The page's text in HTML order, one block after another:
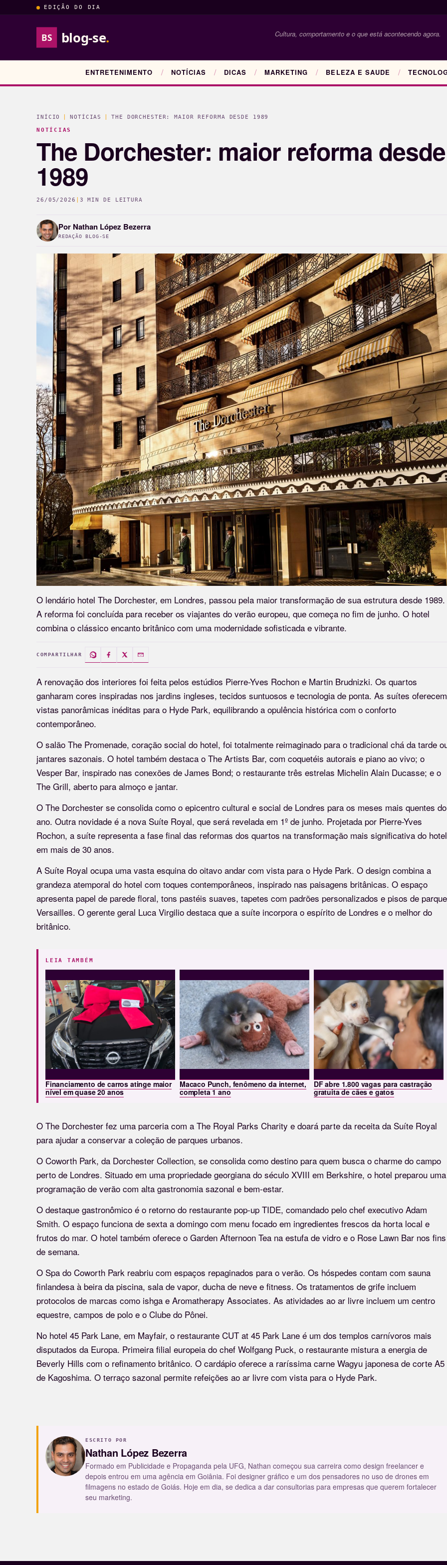
EDIÇÃO DO DIA
BS blog-se. Cultura, comportamento e o que está acontecendo agora.
ENTRETENIMENTO NOTÍCIAS DICAS MARKETING BELEZA E SAUDE
INÍCIO NOTÍCIAS
THE DORCHESTER: MAIOR REFORMA DESDE 1989
NOTÍCIAS
The Dorchester: maior reforma desde
1989
26/05/2026 3 MIN DE LEITURA
Por Nathan López Bezerra
REDAÇÃO BLOG-SE
O lendário hotel The Dorchester, em Londres, passou pela maior transformação de sua estrutura desde 1989.
A reforma foi concluída para receber os viajantes do verão europeu, que começa no fim de junho. O hotel
combina o clássico encanto britânico com uma modernidade sofisticada e vibrante.
COMPARTILHAR
A renovação dos interiores foi feita pelos estúdios Pierre-Yves Rochon e Martin Brudnizki. Os quartos
ganharam cores inspiradas nos jardins ingleses, tecidos suntuosos e tecnologia de ponta. As suítes oferecem
vistas panorâmicas inéditas para o Hyde Park, equilibrando a opulência histórica com o conforto
contemporâneo.
O salão The Promenade, coração social do hotel, foi totalmente reimaginado para o tradicional chá da tarde
jantares sazonais. O hotel também destaca o The Artists Bar, com coquetéis autorais e piano ao vivo; o
Vesper Bar, inspirado nas conexões de James Bond; o restaurante três estrelas Michelin Alain Ducasse; e o
The Grill, aberto para almoço e jantar.
O The Dorchester se consolida como o epicentro cultural e social de Londres para os meses mais quentes do
ano. Outra novidade é a nova Suíte Royal, que será revelada em 1º de junho. Projetada por Pierre-Yves
Rochon, a suíte representa a fase final das reformas dos quartos na transformação mais significativa do hotel
em mais de 30 anos.
A Suíte Royal ocupa uma vasta esquina do oitavo andar com vista para o Hyde Park. O design combina a
grandeza atemporal do hotel com toques contemporâneos, inspirado nas paisagens britânicas. O espaço
apresenta papel de parede floral, tons pastéis suaves, tapetes com padrões personalizados e pisos de
Versailles. O gerente geral Luca Virgilio destaca que a suíte incorpora o espírito de Londres e o melhor do
britânico.
LEIA TAMBÉM
Financiamento de carros atinge maior
nível em quase 20 anos
Macaco Punch, fenômeno da internet,
completa 1 ano
DF abre 1.800 vagas para castração
gratuita de cães e gatos
O The Dorchester fez uma parceria com a The Royal Parks Charity e doará parte da receita da Suíte Royal
para ajudar a conservar a coleção de parques urbanos.
O Coworth Park, da Dorchester Collection, se consolida como destino para quem busca o charme do campo
perto de Londres. Situado em uma propriedade georgiana do século XVIII em Berkshire, o hotel preparou uma
programação de verão com alta gastronomia sazonal e bem-estar.
O destaque gastronômico é o retorno do restaurante pop-up TIDE, comandado pelo chef executivo Adam
Smith. O espaço funciona de sexta a domingo com menu focado em ingredientes frescos da horta local e
frutos do mar. O hotel também oferece o Garden Afternoon Tea na estufa de vidro e o Rose Lawn Bar nos fins
de semana.
O Spa do Coworth Park reabriu com espaços repaginados para o verão. Os hóspedes contam com sauna
finlandesa à beira da piscina, sala de vapor, ducha de neve e fitness. Os tratamentos de grife incluem
protocolos de marcas como ishga e Aromatherapy Associates. As atividades ao ar livre incluem um centro
equestre, campos de polo e o Clube do Pônei.
No hotel 45 Park Lane, em Mayfair, o restaurante CUT at 45 Park Lane é um dos templos carnívoros mais
disputados da Europa. Primeira filial europeia do chef Wolfgang Puck, o restaurante mistura a energia de
Beverly Hills com o refinamento britânico. O cardápio oferece a raríssima carne Wagyu japonesa de corte A5
de Kagoshima. O terraço sazonal permite refeições ao ar livre com vista para o Hyde Park.
ESCRITO POR
Nathan López Bezerra
Formado em Publicidade e Propaganda pela UFG, Nathan começou sua carreira como design freelancer e
depois entrou em uma agência em Goiânia. Foi designer gráfico e um dos pensadores no uso de drones em
filmagens no estado de Goiás. Hoje em dia, se dedica a dar consultorias para empresas que querem fortalecer
seu marketing.